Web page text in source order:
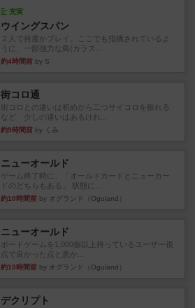
充実
ウイングスパン
２人で何度かプレイ。ここでも指摘されているよ
うに、一部強力な鳥(カラス...
約4時間前 by S
街コロ通
街コロとの違いは初めから二つサイコロを振れる
など、少しの違いはあるけれ...
約9時間前 by くみ
ニューオールド
ゲーム終了時に、「オールドカードとニューカー
ドのどちらもある」 状態に...
約10時間前 by オグランド（Oguland）
ニューオールド
ボードゲームを1,000個以上持っているユーザー視
点で良かった点と悪か...
約10時間前 by オグランド（Oguland）
デクリプト